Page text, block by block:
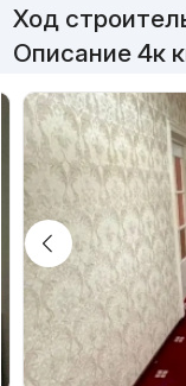
Ход
Описание 4к